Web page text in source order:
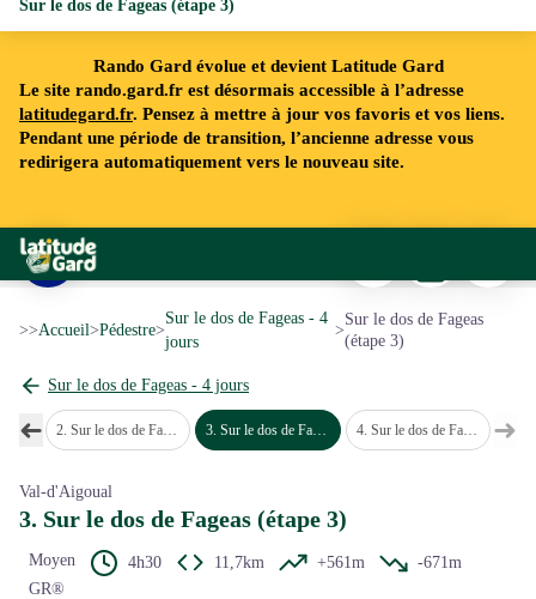
Rando Gard évolue et devient Latitude Gard
Le site rando.gard.fr est désormais accessible à l’adresse
latitudegard.fr. Pensez à mettre à jour vos favoris et vos liens.
Pendant une période de transition, l’ancienne adresse vous
redirigera automatiquement vers le nouveau site.
Rando Gard
Sur le dos de Fageas (étape 3)
Voir l'image en plein écran
>>Accueil>Pédestre>
Sur le dos de Fageas - 4
jours
>
Sur le dos de Fageas
(étape 3)
Sur le dos de Fageas - 4 jours
➜Étape précédente
2. Sur le dos de Fageas (étape 2) 3.Sur le dos de Fageas (étape 3) 4. Sur le dos de Fageas (étape 4) ➜
Val-d'Aigoual
3. Sur le dos de Fageas (étape 3)
Moyen 4h30 11,7km +561m
-671m
GR®